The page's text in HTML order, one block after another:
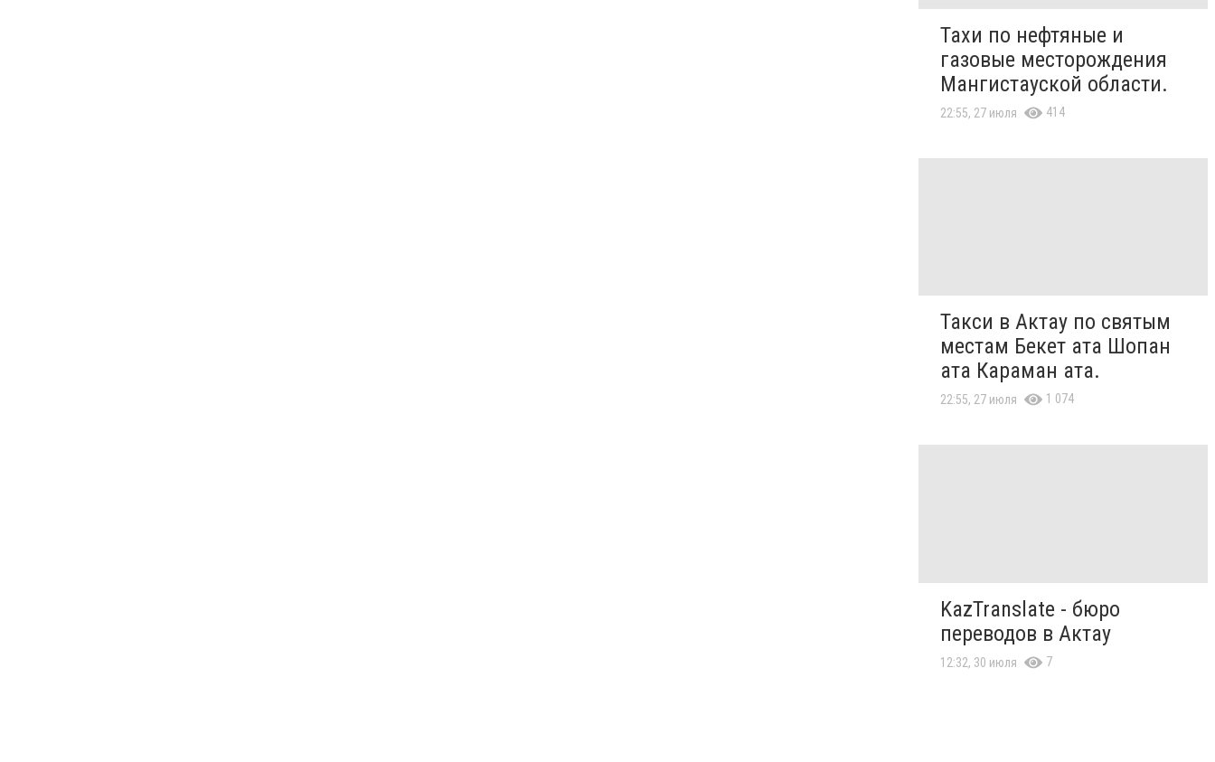
Тахи по нефтяные и
газовые месторождения
Мангистауской области.
22:55, 27 июля 414
Такси в Актау по святым
местам Бекет ата Шопан
ата Караман ата.
22:55, 27 июля 1 074
KazTranslate - бюро
переводов в Актау
12:32, 30 июля 7